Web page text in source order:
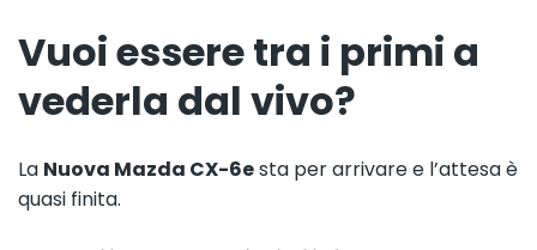
Vuoi essere tra i primi a
vederla dal vivo?
La Nuova Mazda CX-6esta per arrivare e l’attesa è
quasi finita.